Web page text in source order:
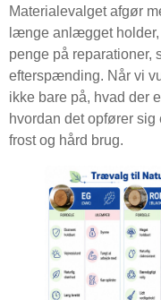
Materialevalget afgør
længe anlægget holder,
penge på reparationer,
efterspænding. Når vi
ikke bare på, hvad der
hvordan det opfører
frost og hård brug.